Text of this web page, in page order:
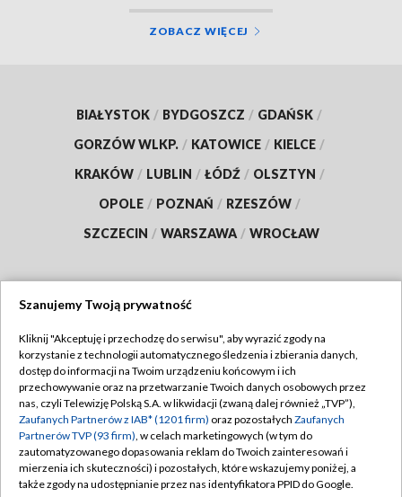
ZOBACZ WIĘCEJ
BIAŁYSTOK / BYDGOSZCZ / GDAŃSK /
GORZÓW WLKP. / KATOWICE / KIELCE /
KRAKÓW / LUBLIN / ŁÓDŹ / OLSZTYN /
OPOLE / POZNAŃ / RZESZÓW /
SZCZECIN / WARSZAWA / WROCŁAW
TVP
Abonament TVP
Emisja w TVP
Centrum informacji TVP
Naziemna Telewizja Cyfrowa
Regulamin TVP
Polityka prywatności
Moje zgody
Pomoc
Szanujemy Twoją prywatność
Kliknij "Akceptuję i przechodzę do serwisu", aby wyrazić zgody na
korzystanie z technologii automatycznego śledzenia i zbierania danych,
dostęp do informacji na Twoim urządzeniu końcowym i ich
przechowywanie oraz na przetwarzanie Twoich danych osobowych przez
nas, czyli Telewizję Polską S.A. w likwidacji (zwaną dalej również „TVP”),
Zaufanych Partnerów z IAB* (1201 firm) oraz pozostałych Zaufanych
Partnerów TVP (93 firm), w celach marketingowych (w tym do
zautomatyzowanego dopasowania reklam do Twoich zainteresowań i
mierzenia ich skuteczności) i pozostałych, które wskazujemy poniżej, a
także zgody na udostępnianie przez nas identyfikatora PPID do Google.